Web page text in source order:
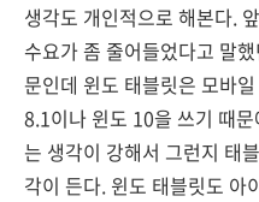
생각도 개인적으로 해본다.
수요가 좀 줄어들었다고 말
문인데 윈도 태블릿은 모바
8.1이나 윈도 10을 쓰기 때
는 생각이 강해서 그런지 태
각이 든다. 윈도 태블릿도 아